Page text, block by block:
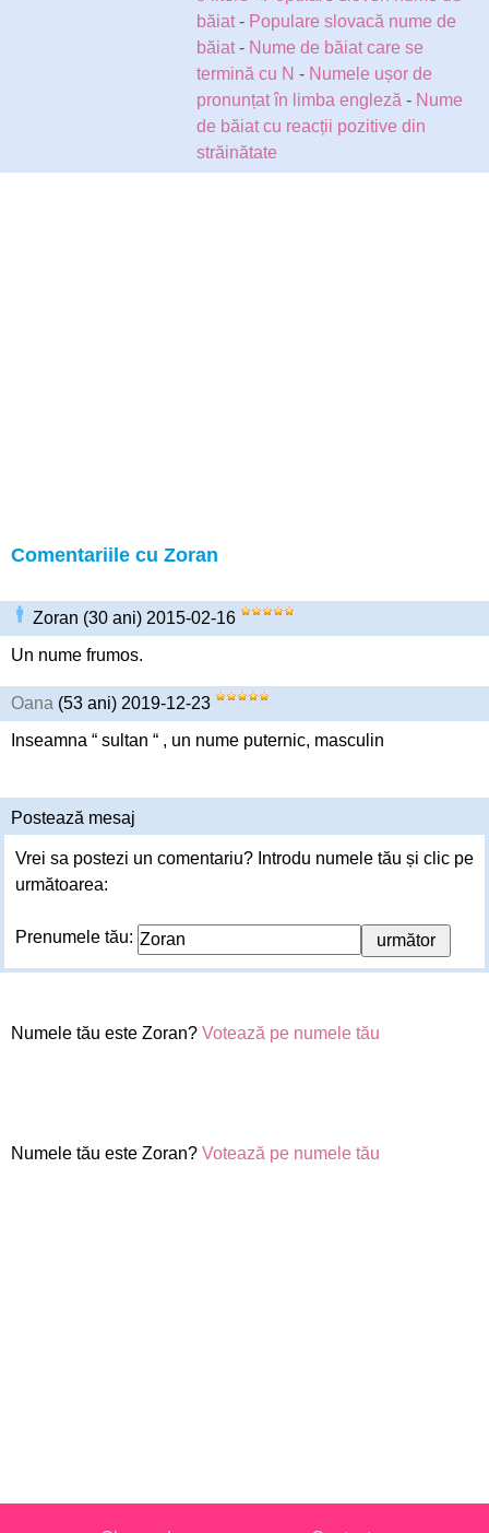
băiat- Populare slovacă nume de
băiat- Nume de băiat care se
termină cu N - Numele ușor de
pronunțat în limba engleză - Nume
de băiat cu reacții pozitive din
străinătate
Comentariile cu Zoran
Zoran (30 ani) 2015-02-16
Un nume frumos.
Oana (53 ani) 2019-12-23
Inseamna “ sultan “ , un nume puternic, masculin
Postează mesaj
Vrei sa postezi un comentariu? Introdu numele tău și clic pe
următoarea:
Prenumele tău:
Numele tău este Zoran? Votează pe numele tău
Numele tău este Zoran? Votează pe numele tău